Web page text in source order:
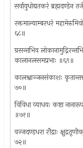
सर्वायुधोद्यतकरं ब्रह्मदण्डेन
रक्तमाल्याम्बरधरं
६८॥
ग्रसन्तभिव
कालानलसमप्रभाः ॥६९॥
कालश्वाञ्जनसंकाशः
७०॥
विविधा व्याधयः कष्टा
॥७१॥
वज्जदण्डधरा रौद्राः
७२॥